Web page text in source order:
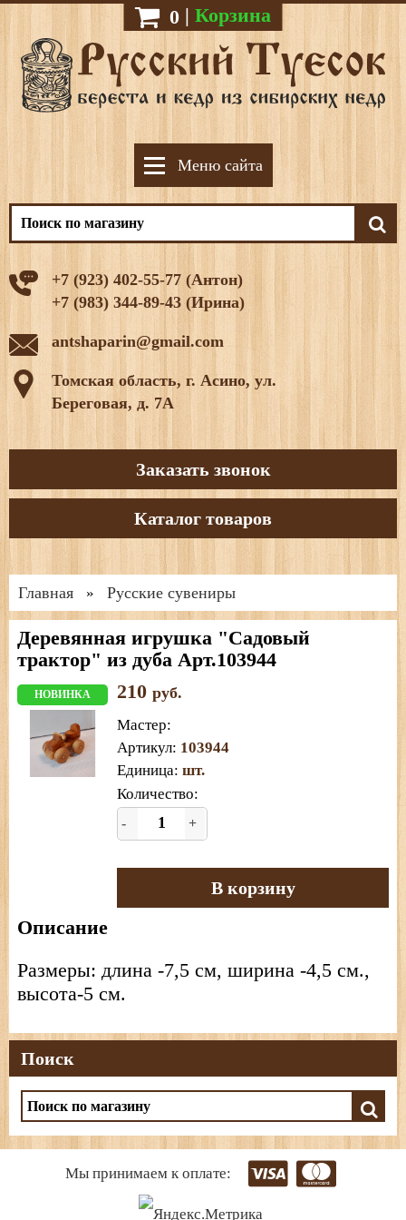
0 | Корзина
Меню сайта
+7 (923) 402-55-77 (Антон)
+7 (983) 344-89-43 (Ирина)
antshaparin@gmail.com
Томская область, г. Асино, ул.
Береговая, д. 7А
Заказать звонок
Каталог товаров
Главная » Русские сувениры
Деревянная игрушка "Садовый
трактор" из дуба Арт.103944
НОВИНКА 210 руб.
Мастер:
Артикул: 103944
Единица: шт.
Количество:
- +
В корзину
Описание
Размеры: длина -7,5 см, ширина -4,5 см.,
высота-5 см.
Поиск
Мы принимаем к оплате: